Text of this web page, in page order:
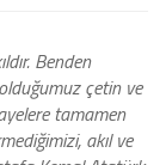
Benden
çetin ve
tamamen
akıl ve